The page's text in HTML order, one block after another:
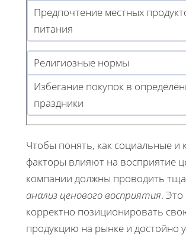
Предпочтение местных
питания
Религиозные нормы
Избегание покупок в
праздники
Чтобы понять, как социальные и
факторы влияют на восприятие
компании должны проводить
анализ ценового восприятия.
корректно позиционировать
продукцию на рынке и достойно